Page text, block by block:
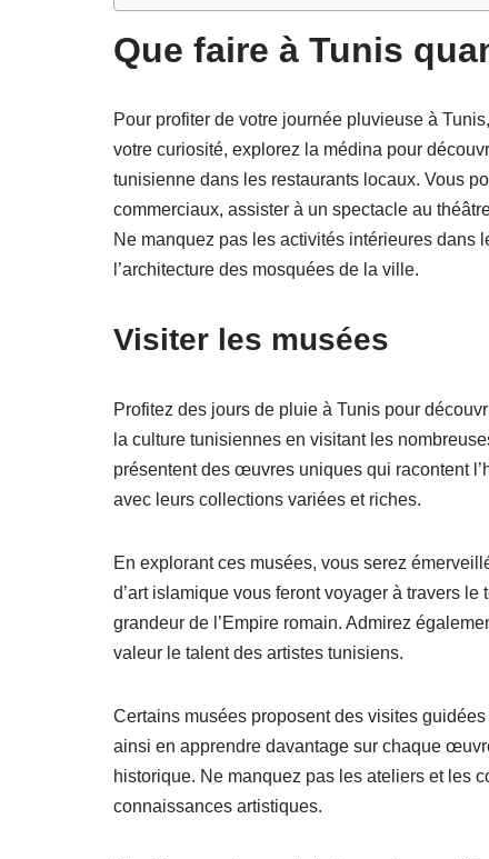
Que faire à Tunis
Pour profiter de votre journée pluvieuse à
votre curiosité, explorez la médina pour
tunisienne dans les restaurants locaux. Vous
commerciaux, assister à un spectacle au
Ne manquez pas les activités intérieures dans
l’architecture des mosquées de la ville.
Visiter les musées
Profitez des jours de pluie à Tunis pour
la culture tunisiennes en visitant les
présentent des œuvres uniques qui racontent
avec leurs collections variées et riches.
En explorant ces musées, vous serez
d’art islamique vous feront voyager à travers
grandeur de l’Empire romain. Admirez
valeur le talent des artistes tunisiens.
Certains musées proposent des visites
ainsi en apprendre davantage sur chaque
historique. Ne manquez pas les ateliers et les
connaissances artistiques.